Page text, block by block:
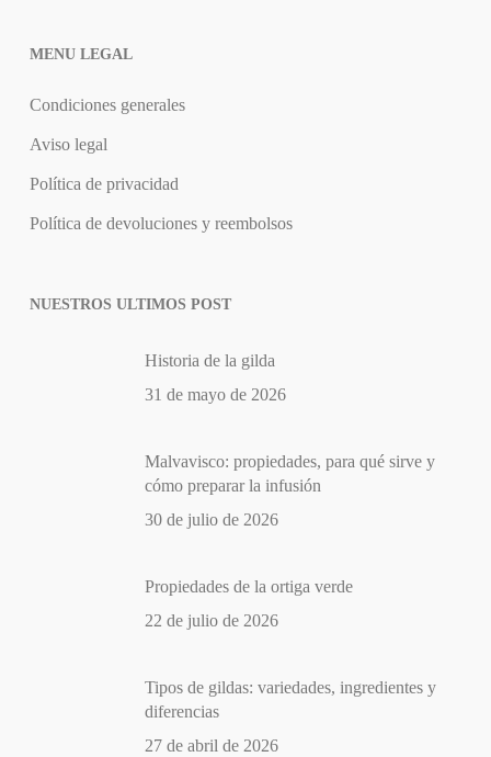
MENU LEGAL
Condiciones generales
Aviso legal
Política de privacidad
Política de devoluciones y reembolsos
NUESTROS ULTIMOS POST
Historia de la gilda
31 de mayo de 2026
Malvavisco: propiedades, para qué sirve y
cómo preparar la infusión
30 de julio de 2026
Propiedades de la ortiga verde
22 de julio de 2026
Tipos de gildas: variedades, ingredientes y
diferencias
27 de abril de 2026